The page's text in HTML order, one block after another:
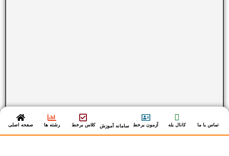
صفحه اصلی رشته ها کلاس برخط سامانه آموزش آزمون برخط کانال بله تماس با ما